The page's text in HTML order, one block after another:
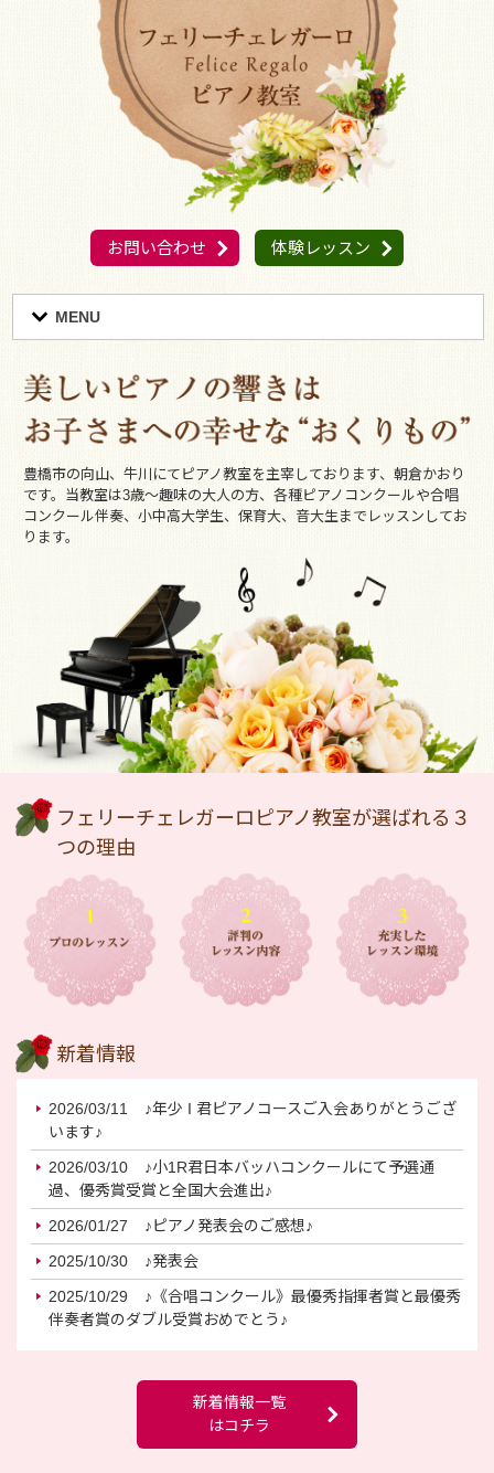
お問い合わせ 体験レッスン
MENU
豊橋市の向山、牛川にてピアノ教室を主宰しております、朝倉かおり
です。当教室は3歳～趣味の大人の方、各種ピアノコンクールや合唱
コンクール伴奏、小中高大学生、保育大、音大生までレッスンしてお
ります。
フェリーチェレガーロピアノ教室が選ばれる３
つの理由
新着情報
2026/03/11
♪年少 I 君ピアノコースご入会ありがとうござ
います♪
2026/03/10
♪小1R君日本バッハコンクールにて予選通
過、優秀賞受賞と全国大会進出♪
2026/01/27
♪ピアノ発表会のご感想♪
2025/10/30
♪発表会
2025/10/29
♪《合唱コンクール》最優秀指揮者賞と最優秀
伴奏者賞のダブル受賞おめでとう♪
新着情報一覧
はコチラ